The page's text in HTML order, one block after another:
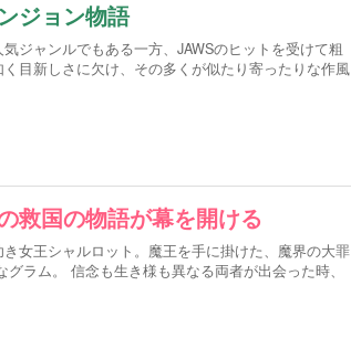
ジョン物語
ジャンルでもある一方、JAWSのヒットを受けて粗
目新しさに欠け、その多くが似たり寄ったりな作風
救国の物語が幕を開ける
女王シャルロット。魔王を手に掛けた、魔界の大罪
ラム。 信念も生き様も異なる両者が出会った時、